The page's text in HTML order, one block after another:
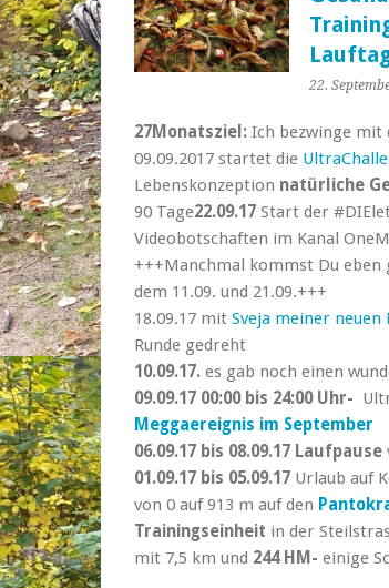
22.
27Monatsziel: Ich bezwinge mit
09.09.2017 startet die
Lebenskonzeption natürliche
90 Tage22.09.17 Start der
Videobotschaften im Kanal
+++Manchmal kommst Du
dem 11.09. und 21.09.+++
18.09.17 mit Sveja meiner neuen
Runde gedreht
10.09.17. es gab noch einen
09.09.17 00:00 bis 24:00 Uhr-
Meggaereignis im September
06.09.17 bis 08.09.17 Laufpause
01.09.17 bis 05.09.17 Urlaub auf
von 0 auf 913 m auf den
Trainingseinheit in der
mit 7,5 km und 244 HM- einige